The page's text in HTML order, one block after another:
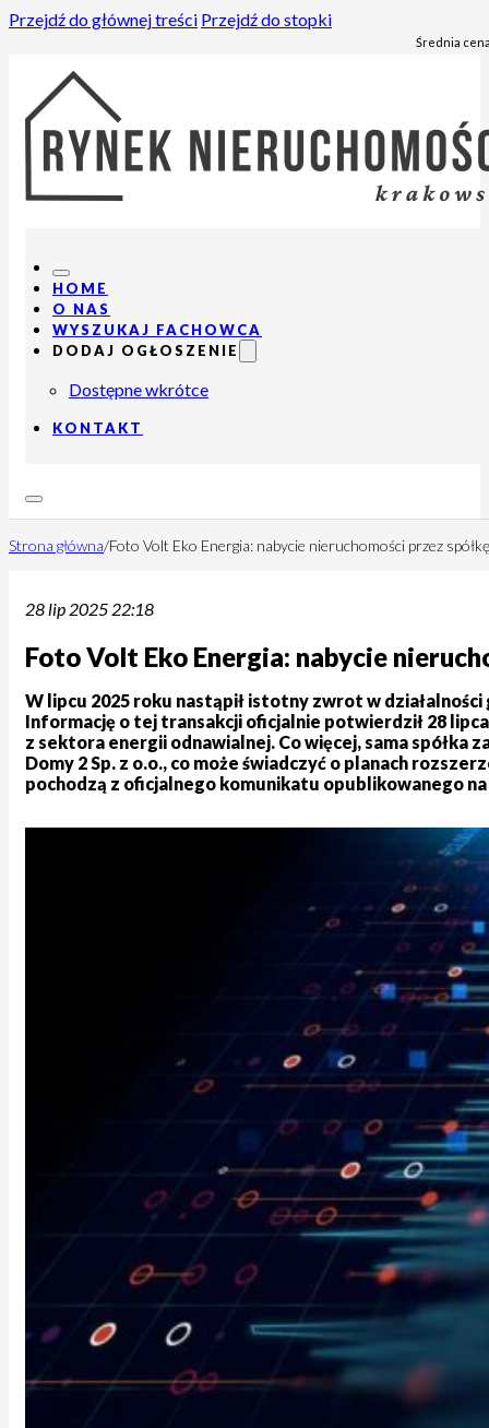
Przejdź do głównej treści Przejdź do stopki
Średnia
HOME
O NAS
WYSZUKAJ FACHOWCA
DODAJ OGŁOSZENIE
Dostępne wkrótce
KONTAKT
Strona główna/Foto Volt Eko Energia: nabycie nieruchomości przez
28 lip 2025 22:18
Foto Volt Eko Energia: nabycie
W lipcu 2025 roku nastąpił istotny zwrot w
Informację o tej transakcji oficjalnie potwierdził 28
z sektora energii odnawialnej. Co więcej, sama spółka
Domy 2 Sp. z o.o., co może świadczyć o planach
pochodzą z oficjalnego komunikatu opublikowanego